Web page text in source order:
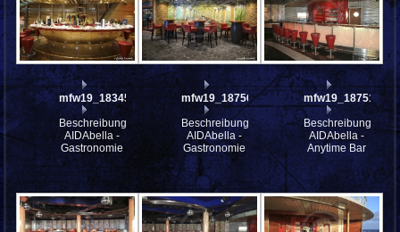
mfw19_183455
Beschreibung:
AIDAbella -
Gastronomie
mfw19_187560
Beschreibung:
AIDAbella -
Gastronomie
mfw19_187510
Beschreibung:
AIDAbella -
Anytime Bar